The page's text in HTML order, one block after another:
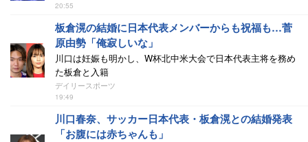
20:55
板倉滉の結婚に日本代表メンバーからも祝福も…菅
原由勢「俺寂しいな」
川口は妊娠も明かし、W杯北中米大会で日本代表主将を務め
た板倉と入籍
デイリースポーツ
19:49
川口春奈、サッカー日本代表・板倉滉との結婚発表
「お腹には赤ちゃんも」